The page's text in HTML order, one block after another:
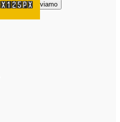
dove ci troviamo